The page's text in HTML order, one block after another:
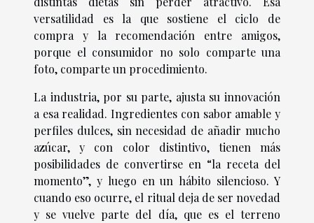
versatilidad es la que sostiene el ciclo de
compra y la recomendación entre amigos,
porque el consumidor no solo comparte una
foto, comparte un procedimiento.
La industria, por su parte, ajusta su innovación
a esa realidad. Ingredientes con sabor amable y
perfiles dulces, sin necesidad de añadir mucho
azúcar, y con color distintivo, tienen más
posibilidades de convertirse en “la receta del
momento”, y luego en un hábito silencioso. Y
cuando eso ocurre, el ritual deja de ser novedad
y se vuelve parte del día, que es el terreno